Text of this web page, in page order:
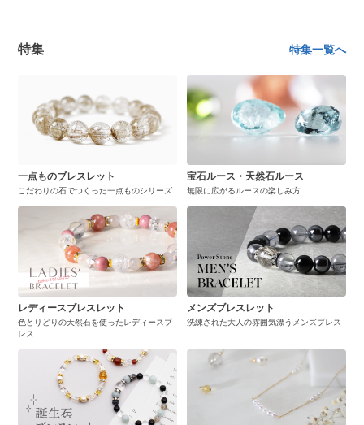
特集 特集一覧へ
一点ものブレスレット
こだわりの石でつくった一点ものシリーズ
宝石ルース・天然石ルース
無限に広がるルースの楽しみ方
レディースブレスレット
色とりどりの天然石を使ったレディースブ
レス
メンズブレスレット
洗練された大人の雰囲気漂うメンズブレス